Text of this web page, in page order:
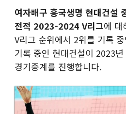
여자배구 흥국생명 현대건설
전적 2023-2024 V리그에 대
V리그 순위에서 2위를 기록
기록 중인 현대건설이 2023
경기중계를 진행합니다.